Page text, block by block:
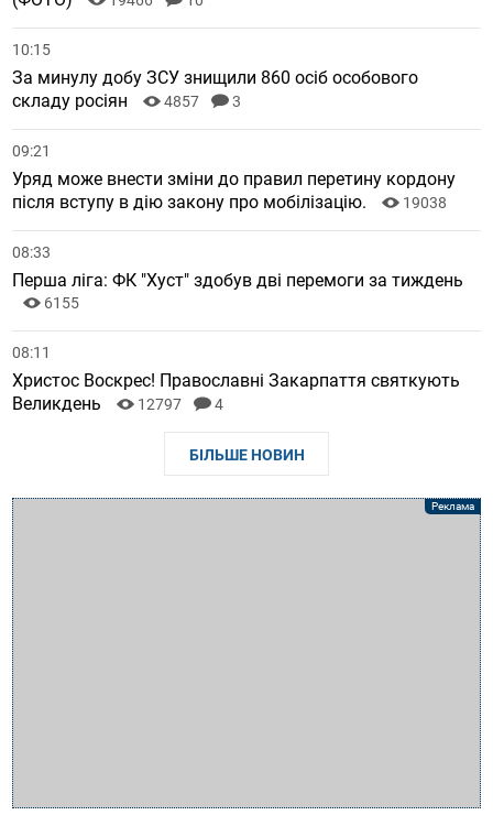
10:15
За минулу добу ЗСУ знищили 860 осіб особового
складу росіян
4857 3
09:21
Уряд може внести зміни до правил перетину кордону
після вступу в дію закону про мобілізацію.
19038
08:33
Перша ліга: ФК "Хуст" здобув дві перемоги за тиждень
6155
08:11
Христос Воскрес! Православні Закарпаття святкують
Великдень
12797 4
БІЛЬШЕ НОВИН